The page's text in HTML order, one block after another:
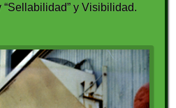
y Visibilidad.